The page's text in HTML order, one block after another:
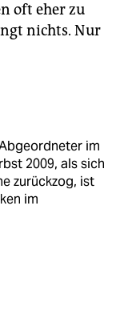
oft eher zu
nichts. Nur
im
2009, als sich
zurückzog, ist
im